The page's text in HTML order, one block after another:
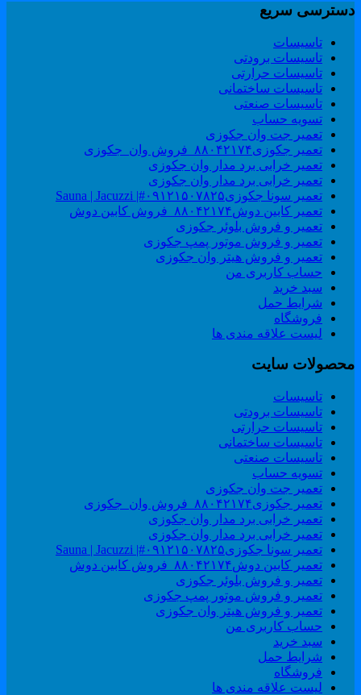
سریع
تاسیسات
تاسیسات برودتی
تاسیسات حرارتی
تاسیسات ساختمانی
تاسیسات صنعتی
تسویه حساب
تعمیر جت وان جکوزی
تعمیر جکوزی۸۸۰۴۲۱۷۴_فروش وان_جکوزی
تعمیر خرابی برد مدار وان جکوزی
تعمیر خرابی برد مدار وان جکوزی
تعمیر سونا جکوزی۰۹۱۲۱۵۰۷۸۲۵#| Sauna | Jacuzzi
تعمیر کابین دوش۸۸۰۴۲۱۷۴_فروش کابین دوش
تعمیر و فروش بلوئر جکوزی
تعمیر و فروش موتور پمپ جکوزی
تعمیر و فروش هیتر وان جکوزی
حساب کاربری من
سبد خرید
شرایط حمل
فروشگاه
لیست علاقه مندی ها
سایت
تاسیسات
تاسیسات برودتی
تاسیسات حرارتی
تاسیسات ساختمانی
تاسیسات صنعتی
تسویه حساب
تعمیر جت وان جکوزی
تعمیر جکوزی۸۸۰۴۲۱۷۴_فروش وان_جکوزی
تعمیر خرابی برد مدار وان جکوزی
تعمیر خرابی برد مدار وان جکوزی
تعمیر سونا جکوزی۰۹۱۲۱۵۰۷۸۲۵#| Sauna | Jacuzzi
تعمیر کابین دوش۸۸۰۴۲۱۷۴_فروش کابین دوش
تعمیر و فروش بلوئر جکوزی
تعمیر و فروش موتور پمپ جکوزی
تعمیر و فروش هیتر وان جکوزی
حساب کاربری من
سبد خرید
شرایط حمل
فروشگاه
لیست علاقه مندی ها